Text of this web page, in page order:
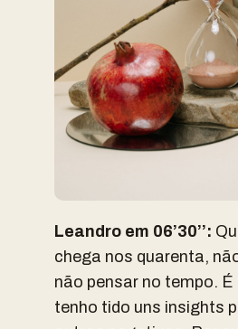
Leandro em 06’30’’:
chega nos quarenta,
não pensar no tempo. É
tenho tido uns insights